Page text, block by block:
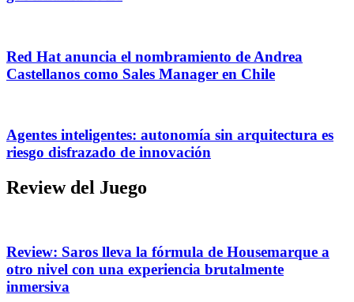
Red Hat anuncia el nombramiento de Andrea
Castellanos como Sales Manager en Chile
Agentes inteligentes: autonomía sin arquitectura es
riesgo disfrazado de innovación
Review del Juego
Review: Saros lleva la fórmula de Housemarque a
otro nivel con una experiencia brutalmente
inmersiva